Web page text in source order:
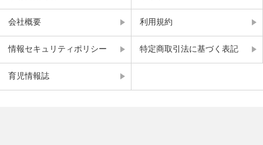
会社概要 利用規約
情報セキュリティポリシー 特定商取引法に基づく表記
育児情報誌